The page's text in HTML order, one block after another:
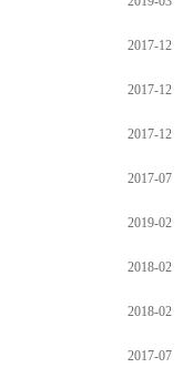
2017-12
2017-12
2017-12
2017-07
2019-02
2018-02
2018-02
2017-07